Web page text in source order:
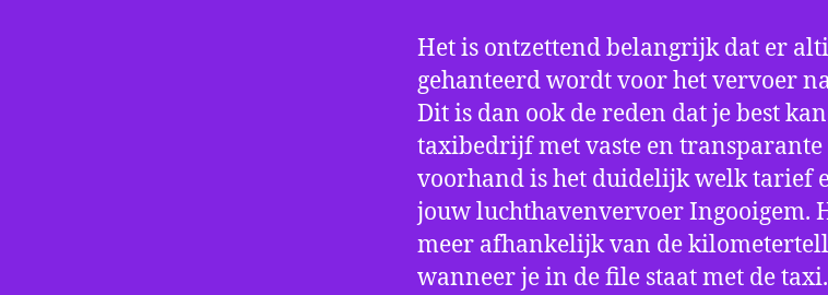
Het is ontzettend belangrijk dat er
gehanteerd wordt voor het vervoer
Dit is dan ook de reden dat je best
taxibedrijf met vaste en
voorhand is het duidelijk welk tarief
jouw luchthavenvervoer Ingooigem.
meer afhankelijk van de
wanneer je in de file staat met de